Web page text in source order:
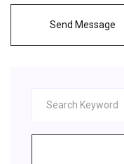
Send Message